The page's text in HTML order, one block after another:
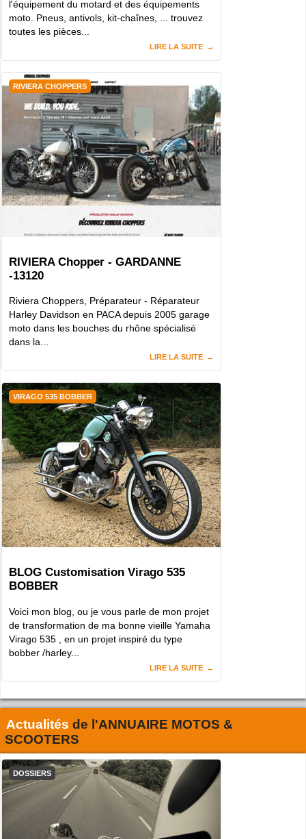
l'équipement du motard et des équipements
moto. Pneus, antivols, kit-chaînes, ... trouvez
toutes les pièces...
LIRE LA SUITE
RIVIERA CHOPPERS
RIVIERA Chopper - GARDANNE
-13120
Riviera Choppers, Préparateur - Réparateur
Harley Davidson en PACA depuis 2005 garage
moto dans les bouches du rhône spécialisé
dans la...
LIRE LA SUITE
VIRAGO 535 BOBBER
BLOG Customisation Virago 535
BOBBER
Voici mon blog, ou je vous parle de mon projet
de transformation de ma bonne vieille Yamaha
Virago 535 , en un projet inspiré du type
bobber /harley...
LIRE LA SUITE
Actualités de l'ANNUAIRE MOTOS &
SCOOTERS
DOSSIERS